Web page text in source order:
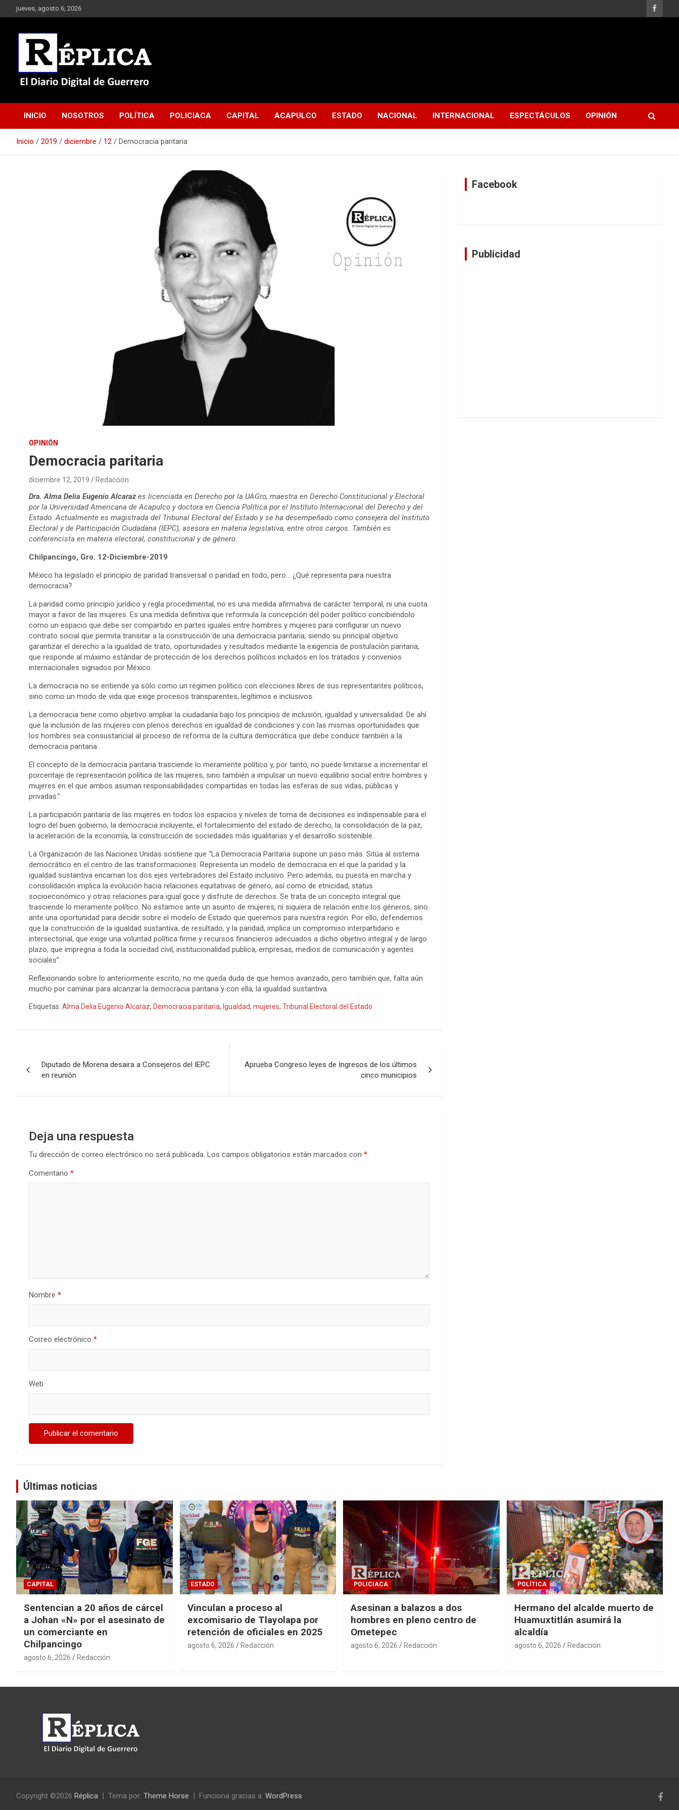
Saltar
al
jueves, agosto 6, 2026
Réplica
INICIO NOSOTROS POLÍTICA POLICIACA CAPITAL ACAPULCO ESTADO NACIONAL INTERNACIONAL ESPECTÁCULOS OPINIÓN
Inicio 2019 diciembre 12 Democracia paritaria
OPINIÓN
Democracia paritaria
diciembre 12, 2019 Redacción
Dra. Alma Delia Eugenio Alcarazes licenciada en Derecho por la UAGro, maestra en Derecho Constitucional y Electoral
por la Universidad Americana de Acapulco y doctora en Ciencia Política por el Instituto Internacional del Derecho y del
Estado. Actualmente es magistrada del Tribunal Electoral del Estado y se ha desempeñado como consejera del Instituto
Electoral y de Participación Ciudadana (IEPC), asesora en materia legislativa, entre otros cargos. También es
conferencista en materia electoral, constitucional y de género.
Chilpancingo, Gro. 12-Diciembre-2019
México ha legislado el principio de paridad transversal o paridad en todo, pero… ¿Qué representa para nuestra
democracia?
La paridad como principio jurídico y regla procedimental, no es una medida afirmativa de carácter temporal, ni una cuota
mayor a favor de las mujeres. Es una medida definitiva que reformula la concepción del poder político concibiéndolo
como un espacio que debe ser compartido en partes iguales entre hombres y mujeres para configurar un nuevo
contrato social que permita transitar a la construcción de una democracia paritaria, siendo su principal objetivo
garantizar el derecho a la igualdad de trato, oportunidades y resultados mediante la exigencia de postulación paritaria,
que responde al máximo estándar de protección de los derechos políticos incluidos en los tratados y convenios
internacionales signados por México.
La democracia no se entiende ya sólo como un régimen político con elecciones libres de sus representantes políticos,
sino como un modo de vida que exige procesos transparentes, legítimos e inclusivos.
La democracia tiene como objetivo ampliar la ciudadanía bajo los principios de inclusión, igualdad y universalidad. De ahí
que la inclusión de las mujeres con plenos derechos en igualdad de condiciones y con las mismas oportunidades que
los hombres sea consustancial al proceso de reforma de la cultura democrática que debe conducir también a la
democracia paritaria.
El concepto de la democracia paritaria trasciende lo meramente político y, por tanto, no puede limitarse a incrementar el
porcentaje de representación política de las mujeres, sino también a impulsar un nuevo equilibrio social entre hombres y
mujeres en el que ambos asuman responsabilidades compartidas en todas las esferas de sus vidas, públicas y
privadas.”
La participación paritaria de las mujeres en todos los espacios y niveles de toma de decisiones es indispensable para el
logro del buen gobierno, la democracia incluyente, el fortalecimiento del estado de derecho, la consolidación de la paz,
la aceleración de la economía, la construcción de sociedades más igualitarias y el desarrollo sostenible.
La Organización de las Naciones Unidas sostiene que “La Democracia Paritaria supone un paso más. Sitúa al sistema
democrático en el centro de las transformaciones. Representa un modelo de democracia en el que la paridad y la
igualdad sustantiva encarnan los dos ejes vertebradores del Estado inclusivo. Pero además, su puesta en marcha y
consolidación implica la evolución hacia relaciones equitativas de género, así como de etnicidad, status
socioeconómico y otras relaciones para igual goce y disfrute de derechos. Se trata de un concepto integral que
trasciende lo meramente político. No estamos ante un asunto de mujeres, ni siquiera de relación entre los géneros, sino
ante una oportunidad para decidir sobre el modelo de Estado que queremos para nuestra región. Por ello, defendemos
que la construcción de la igualdad sustantiva, de resultado, y la paridad, implica un compromiso interpartidario e
intersectorial, que exige una voluntad política firme y recursos financieros adecuados a dicho objetivo integral y de largo
plazo, que impregna a toda la sociedad civil, institucionalidad publica, empresas, medios de comunicación y agentes
sociales”.
Reflexionando sobre lo anteriormente escrito, no me queda duda de que hemos avanzado, pero también que, falta aún
mucho por caminar para alcanzar la democracia paritaria y con ella, la igualdad sustantiva.
Etiquetas: Alma Delia Eugenio Alcaraz, Democracia paritaria, Igualdad, mujeres, Tribunal Electoral del Estado
de
entradas
Diputado de Morena desaira a Consejeros del IEPC
en reunión
Aprueba Congreso leyes de Ingresos de los últimos
cinco municipios
Deja una respuesta
Tu dirección de correo electrónico no será publicada. Los campos obligatorios están marcados con *
Comentario *
Nombre *
Correo electrónico *
Web
Facebook
Publicidad
Últimas noticias
CAPITAL
Sentencian a 20 años de cárcel
a Johan «N» por el asesinato de
un comerciante en
Chilpancingo
agosto 6, 2026 Redacción
ESTADO
Vinculan a proceso al
excomisario de Tlayolapa por
retención de oficiales en 2025
agosto 6, 2026 Redacción
POLICIACA
Asesinan a balazos a dos
hombres en pleno centro de
Ometepec
agosto 6, 2026 Redacción
POLÍTICA
Hermano del alcalde muerto de
Huamuxtitlán asumirá la
alcaldía
agosto 6, 2026 Redacción
Copyright ©2026 Réplica Tema por: Theme Horse Funciona gracias a: WordPress